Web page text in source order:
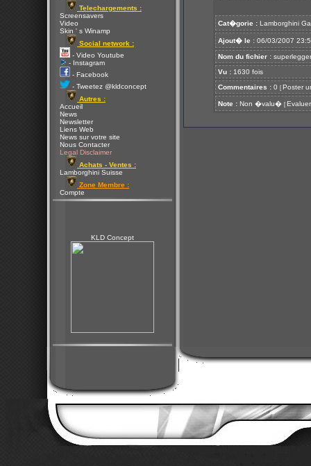
Telechargements :
Screensavers
Video
Skin ' s Winamp
Social network :
- Video Youtube
- Instagram
- Facebook
- Tweetez @kldconcept
Autres :
Accueil
News
Newsletter
Liens Web
News sur votre site
Nous Contacter
Legal Disclaimer
Achats - Ventes :
Lamborghini Suisse
Zone Membre :
Compte
KLD Concept
Cat�gorie : Lamborghini
Ajout� le : 06/03/2007
Nom du fichier :
Vu : 1630 fois
Commentaires : 0 [ Poster
Note : Non �valu� [ Evaluer